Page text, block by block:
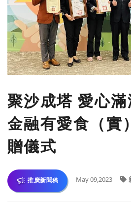
聚沙成塔 愛心滿
金融有愛食（實
贈儀式
推廣新聞稿 May 09,2023